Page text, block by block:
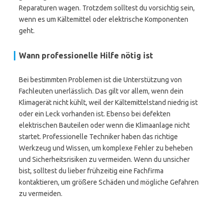
Reparaturen wagen. Trotzdem solltest du vorsichtig sein,
wenn es um Kältemittel oder elektrische Komponenten
geht.
Wann professionelle Hilfe nötig ist
Bei bestimmten Problemen ist die Unterstützung von
Fachleuten unerlässlich. Das gilt vor allem, wenn dein
Klimagerät nicht kühlt, weil der Kältemittelstand niedrig ist
oder ein Leck vorhanden ist. Ebenso bei defekten
elektrischen Bauteilen oder wenn die Klimaanlage nicht
startet. Professionelle Techniker haben das richtige
Werkzeug und Wissen, um komplexe Fehler zu beheben
und Sicherheitsrisiken zu vermeiden. Wenn du unsicher
bist, solltest du lieber frühzeitig eine Fachfirma
kontaktieren, um größere Schäden und mögliche Gefahren
zu vermeiden.